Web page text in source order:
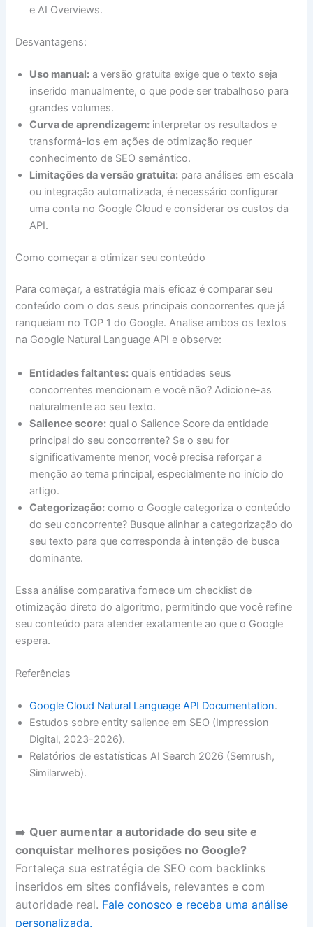
e AI Overviews.
Desvantagens:
Uso manual: a versão gratuita exige que o texto seja
inserido manualmente, o que pode ser trabalhoso para
grandes volumes.
Curva de aprendizagem: interpretar os resultados e
transformá-los em ações de otimização requer
conhecimento de SEO semântico.
Limitações da versão gratuita: para análises em escala
ou integração automatizada, é necessário configurar
uma conta no Google Cloud e considerar os custos da
API.
Como começar a otimizar seu conteúdo
Para começar, a estratégia mais eficaz é comparar seu
conteúdo com o dos seus principais concorrentes que já
ranqueiam no TOP 1 do Google. Analise ambos os textos
na Google Natural Language API e observe:
Entidades faltantes: quais entidades seus
concorrentes mencionam e você não? Adicione-as
naturalmente ao seu texto.
Salience score: qual o Salience Score da entidade
principal do seu concorrente? Se o seu for
significativamente menor, você precisa reforçar a
menção ao tema principal, especialmente no início do
artigo.
Categorização: como o Google categoriza o conteúdo
do seu concorrente? Busque alinhar a categorização do
seu texto para que corresponda à intenção de busca
dominante.
Essa análise comparativa fornece um checklist de
otimização direto do algoritmo, permitindo que você refine
seu conteúdo para atender exatamente ao que o Google
espera.
Referências
Google Cloud Natural Language API Documentation.
Estudos sobre entity salience em SEO (Impression
Digital, 2023-2026).
Relatórios de estatísticas AI Search 2026 (Semrush,
Similarweb).
➡️ Quer aumentar a autoridade do seu site e
conquistar melhores posições no Google?
Fortaleça sua estratégia de SEO com backlinks
inseridos em sites confiáveis, relevantes e com
autoridade real. Fale conosco e receba uma análise
personalizada.